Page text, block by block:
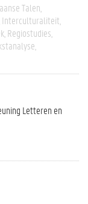
Talen
Interculturaliteit
Regiostudies
Letteren en